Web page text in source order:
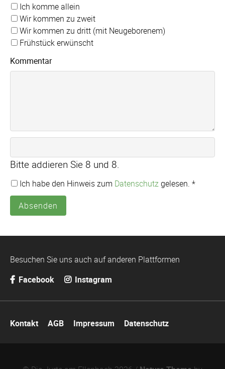
Ich komme allein
Wir kommen zu zweit
Wir kommen zu dritt (mit Neugeborenem)
Frühstück erwünscht
Kommentar
Bitte addieren Sie 8 und 8.
Ich habe den Hinweis zum Datenschutzgelesen. *
Absenden
Besuchen Sie uns auch auf anderen Plattformen
Facebook
Instagram
überspringen
Kontakt AGB Impressum Datenschutz